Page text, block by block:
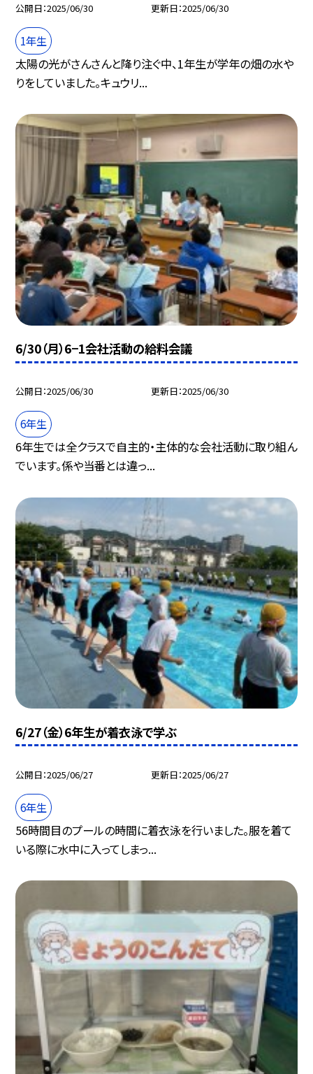
公開日 2025/06/30 更新日 2025/06/30
1年生
太陽の光がさんさんと降り注ぐ中、1年生が学年の畑の水や
りをしていました。キュウリ...
6/30（月）6−1会社活動の給料会議
公開日 2025/06/30 更新日 2025/06/30
6年生
6年生では全クラスで自主的・主体的な会社活動に取り組ん
でいます。係や当番とは違っ...
6/27（金）6年生が着衣泳で学ぶ
公開日 2025/06/27 更新日 2025/06/27
6年生
56時間目のプールの時間に着衣泳を行いました。服を着て
いる際に水中に入ってしまっ...